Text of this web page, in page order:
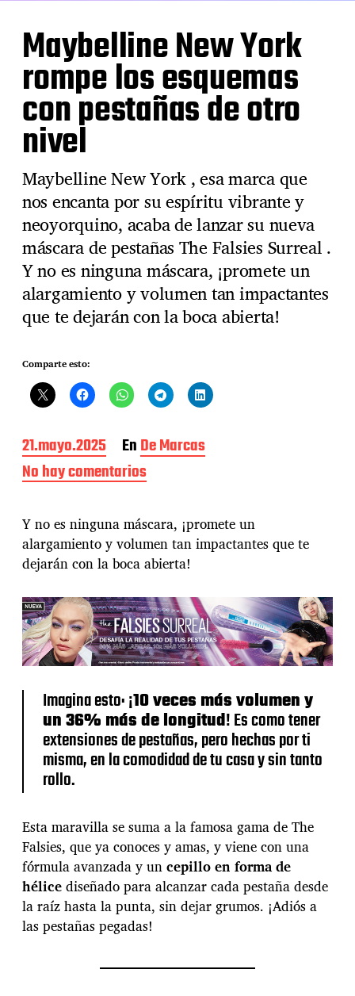
Maybelline New York
rompe los esquemas
con pestañas de otro
nivel
Maybelline New York , esa marca que
nos encanta por su espíritu vibrante y
neoyorquino, acaba de lanzar su nueva
máscara de pestañas The Falsies Surreal .
Y no es ninguna máscara, ¡promete un
alargamiento y volumen tan impactantes
que te dejarán con la boca abierta!
Comparte esto:
F
e
c
d
e
l
a
n
t
r
a
d
a
21.mayo.2025 EnDe Marcas
No hay comentariose
n
a
y
b
e
l
i
n
e
N
w
Y
o
r
k
r
p
e
l
o
s
e
s
q
e
Y no es ninguna máscara, ¡promete un
alargamiento y volumen tan impactantes que te
dejarán con la boca abierta!
Imagina esto: ¡10 veces más volumen y
un 36% más de longitud! Es como tener
extensiones de pestañas, pero hechas por ti
misma, en la comodidad de tu casa y sin tanto
rollo.
Esta maravilla se suma a la famosa gama de The
Falsies, que ya conoces y amas, y viene con una
fórmula avanzada y uncepillo en forma de
hélicediseñado para alcanzar cada pestaña desde
la raíz hasta la punta, sin dejar grumos. ¡Adiós a
las pestañas pegadas!